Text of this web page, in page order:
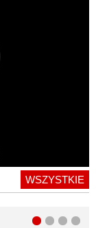
WSZYSTKIE